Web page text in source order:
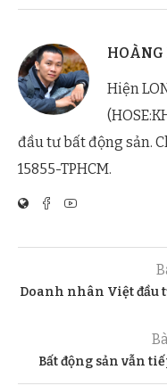
HOÀNG
Hiện
đầu tư bất động sản.
15855-TPHCM.
Doanh nhân Việt đầu
Bất động sản vẫn